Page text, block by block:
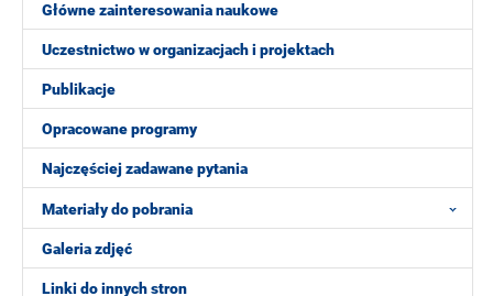
Główne zainteresowania naukowe
Uczestnictwo w organizacjach i projektach
Publikacje
Opracowane programy
Najczęściej zadawane pytania
Materiały do pobrania
Galeria zdjęć
Linki do innych stron